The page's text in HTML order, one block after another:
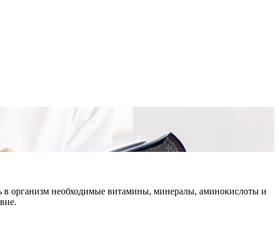
в организм необходимые витамины, минералы, аминокислоты и